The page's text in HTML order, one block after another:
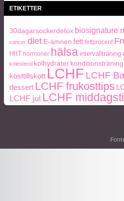
ETIKETTER
30dagarsockerdetox biosignature
cancer diet E-ämnen fett fettprocent
HIIT hormoner hälsa intervallträning
kolesterol kolhydrater konditionsträning
kosttillskott LCHF LCHF
dessert LCHF frukosttips
LCHF jul LCHF
socker